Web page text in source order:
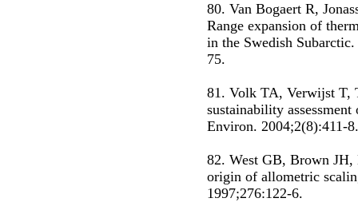
80. Van Bogaert R,
Range expansion of
in the Swedish
75.
81. Volk TA, Verwijst T,
sustainability
Environ. 2004;2(8):411-8.
82. West GB, Brown JH,
origin of allometric
1997;276:122-6.